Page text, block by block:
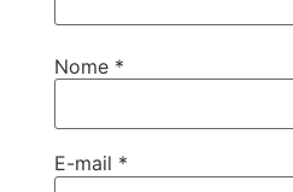
Nome *
E-mail *